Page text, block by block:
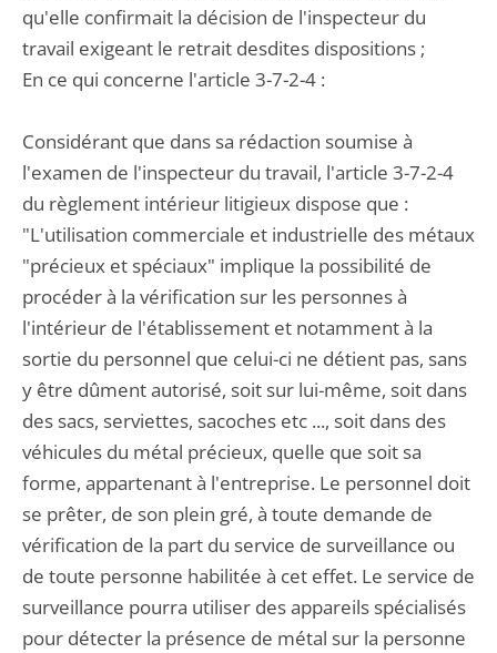
qu'elle confirmait la décision de l'inspecteur du
travail exigeant le retrait desdites dispositions ;
En ce qui concerne l'article 3-7-2-4 :
Considérant que dans sa rédaction soumise à
l'examen de l'inspecteur du travail, l'article 3-7-2-4
du règlement intérieur litigieux dispose que :
"L'utilisation commerciale et industrielle des métaux
"précieux et spéciaux" implique la possibilité de
procéder à la vérification sur les personnes à
l'intérieur de l'établissement et notamment à la
sortie du personnel que celui-ci ne détient pas, sans
y être dûment autorisé, soit sur lui-même, soit dans
des sacs, serviettes, sacoches etc ..., soit dans des
véhicules du métal précieux, quelle que soit sa
forme, appartenant à l'entreprise. Le personnel doit
se prêter, de son plein gré, à toute demande de
vérification de la part du service de surveillance ou
de toute personne habilitée à cet effet. Le service de
surveillance pourra utiliser des appareils spécialisés
pour détecter la présence de métal sur la personne